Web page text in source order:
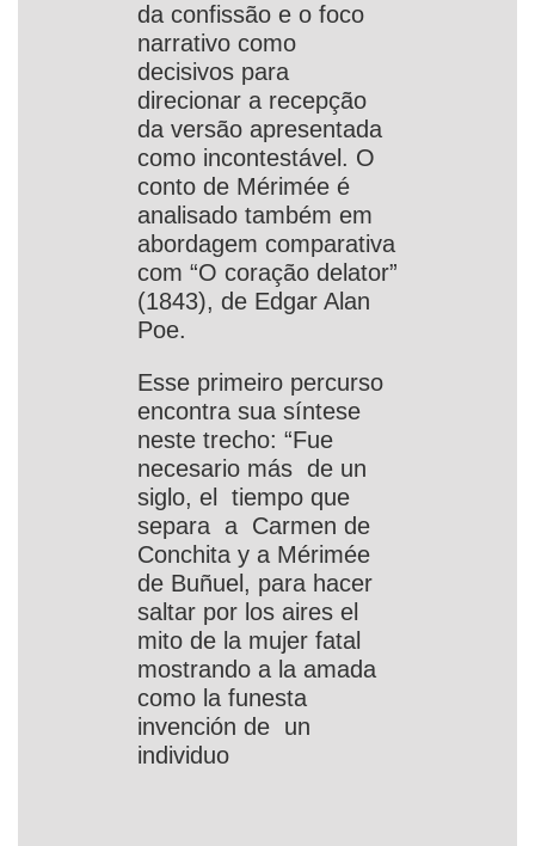
da confissão e o foco
narrativo como
decisivos para
direcionar a recepção
da versão apresentada
como incontestável. O
conto de Mérimée é
analisado também em
abordagem comparativa
com “O coração delator”
(1843), de Edgar Alan
Poe.
Esse primeiro percurso
encontra sua síntese
neste trecho: “Fue
necesario más de un
siglo, el tiempo que
separa a Carmen de
Conchita y a Mérimée
de Buñuel, para hacer
saltar por los aires el
mito de la mujer fatal
mostrando a la amada
como la funesta
invención de un
individuo